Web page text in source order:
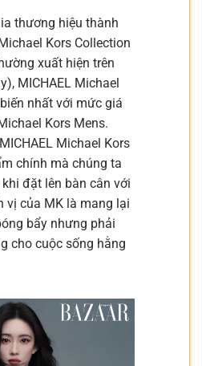
thương hiệu thành
Kors Collection
xuất hiện trên
MICHAEL Michael
nhất với mức giá
Kors Mens.
Michael Kors
chính mà chúng ta
đặt lên bàn cân với
vị của MK là mang lại
bẩy nhưng phải
cho cuộc sống hằng